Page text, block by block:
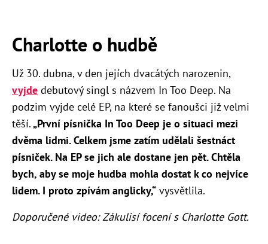
Charlotte o hudbě
Už 30. dubna, v den jejích dvacátých narozenin,
vyjde debutový singl s názvem In Too Deep. Na
podzim vyjde celé EP, na které se fanoušci již velmi
těší.„První písnička In Too Deep je o situaci mezi
dvěma lidmi. Celkem jsme zatím udělali šestnáct
písniček. Na EP se jich ale dostane jen pět. Chtěla
bych, aby se moje hudba mohla dostat k co nejvíce
lidem. I proto zpívám anglicky,“ vysvětlila.
Doporučené video: Zákulisí focení s Charlotte Gott.